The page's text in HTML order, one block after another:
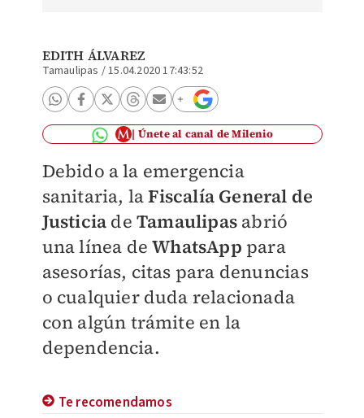
EDITH ÁLVAREZ
Tamaulipas /15.04.2020 17:43:52
Únete al canal de Milenio
Debido a la emergencia
sanitaria, laFiscalía General de
Justicia de Tamaulipasabrió
una línea deWhatsApp para
asesorías, citas para denuncias
o cualquier duda relacionada
con algún trámite en la
dependencia.
Te recomendamos